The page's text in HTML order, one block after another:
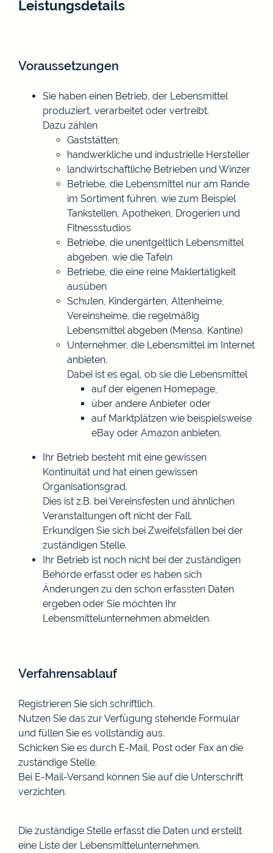
Leistungsdetails
Voraussetzungen
Sie haben einen Betrieb, der Lebensmittel
produziert, verarbeitet oder vertreibt.
Dazu zählen
Gaststätten,
handwerkliche und industrielle Hersteller
landwirtschaftliche Betrieben und Winzer
Betriebe, die Lebensmittel nur am Rande
im Sortiment führen, wie zum Beispiel
Tankstellen, Apotheken, Drogerien und
Fitnessstudios
Betriebe, die unentgeltlich Lebensmittel
abgeben, wie die Tafeln
Betriebe, die eine reine Maklertätigkeit
ausüben
Schulen, Kindergärten, Altenheime,
Vereinsheime, die regelmäßig
Lebensmittel abgeben (Mensa, Kantine)
Unternehmer, die Lebensmittel im Internet
anbieten.
Dabei ist es egal, ob sie die Lebensmittel
auf der eigenen Homepage,
über andere Anbieter oder
auf Marktplätzen wie beispielsweise
eBay oder Amazon anbieten.
Ihr Betrieb besteht mit eine gewissen
Kontinuität und hat einen gewissen
Organisationsgrad.
Dies ist z.B. bei Vereinsfesten und ähnlichen
Veranstaltungen oft nicht der Fall.
Erkundigen Sie sich bei Zweifelsfällen bei der
zuständigen Stelle.
Ihr Betrieb ist noch nicht bei der zuständigen
Behörde erfasst oder es haben sich
Änderungen zu den schon erfassten Daten
ergeben oder Sie möchten Ihr
Lebensmittelunternehmen abmelden.
Verfahrensablauf
Registrieren Sie sich schriftlich.
Nutzen Sie das zur Verfügung stehende Formular
und füllen Sie es vollständig aus.
Schicken Sie es durch E-Mail, Post oder Fax an die
zuständige Stelle.
Bei E-Mail-Versand können Sie auf die Unterschrift
verzichten.
Die zuständige Stelle erfasst die Daten und erstellt
eine Liste der Lebensmittelunternehmen.